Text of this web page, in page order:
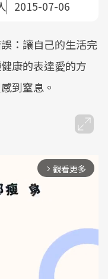
2015-07-06
：讓自己的生活完
康的表達愛的方
到窒息。
arrow_forward_ios 觀看更多